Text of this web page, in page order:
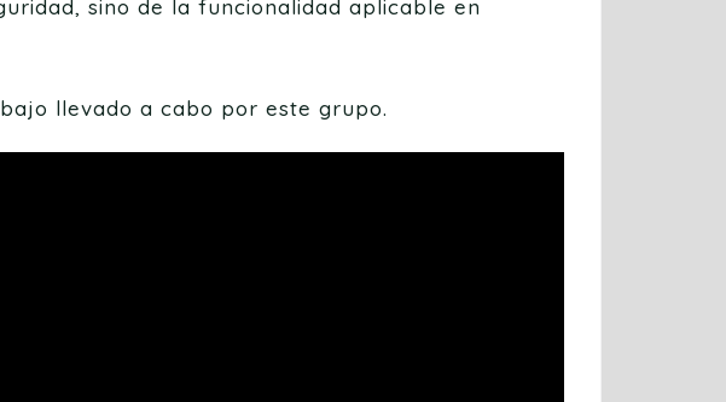
sino de la funcionalidad aplicable en
llevado a cabo por este grupo.